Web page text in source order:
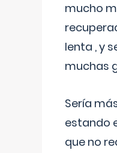
mucho
lenta , y
muchas
Sería
estando
que no